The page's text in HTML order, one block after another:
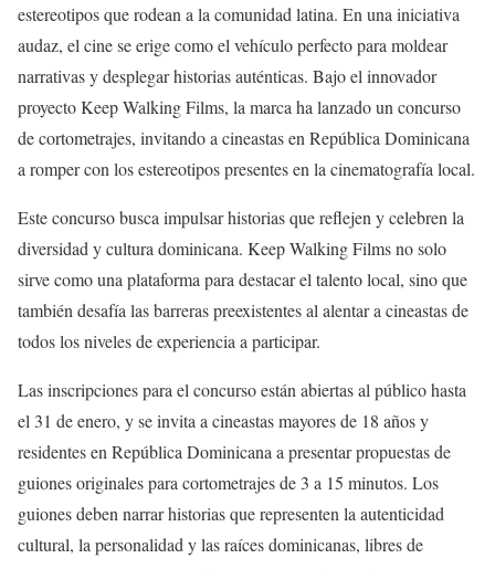
estereotipos que rodean a la comunidad latina. En una iniciativa
audaz, el cine se erige como el vehículo perfecto para moldear
narrativas y desplegar historias auténticas. Bajo el innovador
proyecto Keep Walking Films, la marca ha lanzado un concurso
de cortometrajes, invitando a cineastas en República Dominicana
a romper con los estereotipos presentes en la cinematografía local.
Este concurso busca impulsar historias que reflejen y celebren la
diversidad y cultura dominicana. Keep Walking Films no solo
sirve como una plataforma para destacar el talento local, sino que
también desafía las barreras preexistentes al alentar a cineastas de
todos los niveles de experiencia a participar.
Las inscripciones para el concurso están abiertas al público hasta
el 31 de enero, y se invita a cineastas mayores de 18 años y
residentes en República Dominicana a presentar propuestas de
guiones originales para cortometrajes de 3 a 15 minutos. Los
guiones deben narrar historias que representen la autenticidad
cultural, la personalidad y las raíces dominicanas, libres de